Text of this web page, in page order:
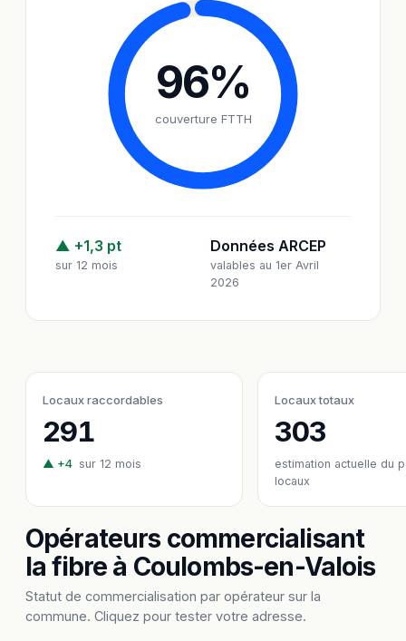
96%
couverture FTTH
▲ +1,3 pt
sur 12 mois
Données ARCEP
valables au 1er Avril
2026
Locaux raccordables
291
▲ +4 sur 12 mois
Locaux totaux
303
estimation actuelle du
locaux
Opérateurs commercialisant
la fibre à Coulombs-en-Valois
Statut de commercialisation par opérateur sur la
commune. Cliquez pour tester votre adresse.